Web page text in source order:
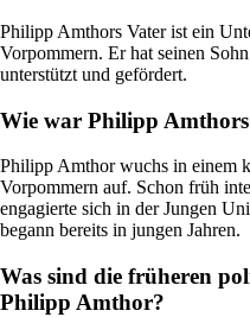
Philipp Amthors Vater ist ein
Vorpommern. Er hat seinen
unterstützt und gefördert.
Wie war Philipp
Philipp Amthor wuchs in einem
Vorpommern auf. Schon früh
engagierte sich in der Jungen
begann bereits in jungen Jahren.
Was sind die früheren
Philipp Amthor?